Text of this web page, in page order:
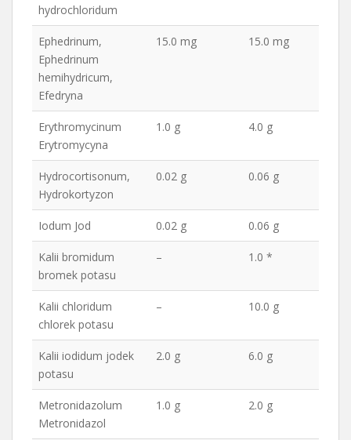
hydrochloridum
Ephedrinum,
Ephedrinum
hemihydricum,
Efedryna
15.0 mg 15.0 mg
Erythromycinum
Erytromycyna
1.0 g 4.0 g
Hydrocortisonum,
Hydrokortyzon
0.02 g 0.06 g
Iodum Jod 0.02 g 0.06 g
Kalii bromidum
bromek potasu
– 1.0 *
Kalii chloridum
chlorek potasu
– 10.0 g
Kalii iodidum jodek
potasu
2.0 g 6.0 g
Metronidazolum
Metronidazol
1.0 g 2.0 g